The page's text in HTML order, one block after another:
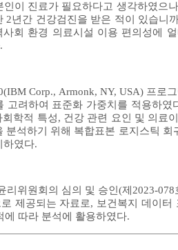
이 진료가 필요하다고 생각하였으
2년간 건강검진을 받은 적이 있습니
회 환경 의료시설 이용 편의성에
Corp., Armonk, NY, USA) 프
고려하여 표준화 가중치를 적용하
학적 특성, 건강 관련 요인 및 의료
석하기 위해 복합표본 로지스틱
하였다.
리위원회의 심의 및 승인(제2023-
제공되는 자료로, 보건복지 데이
에 따라 분석에 활용하였다.